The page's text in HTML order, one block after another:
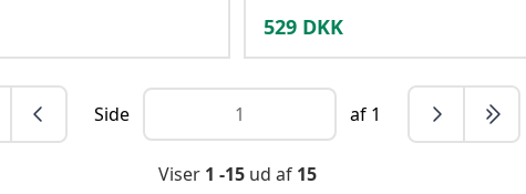
529 DKK
Side af 1
Viser 1 -15ud af 15